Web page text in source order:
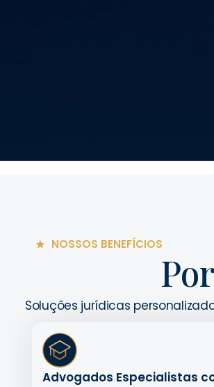
NOSSOS BENEFÍCIOS
Soluções jurídicas
Advogados Especialistas